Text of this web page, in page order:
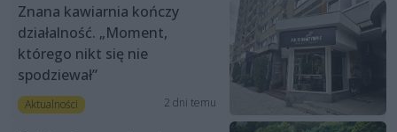
Znana kawiarnia kończy
działalność. „Moment,
którego nikt się nie
spodziewał”
Aktualności 2 dni temu